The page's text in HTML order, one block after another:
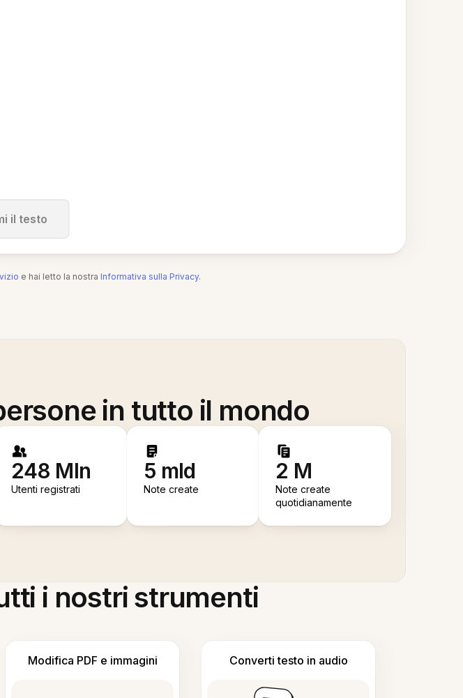
il testo
e hai letto la nostra Informativa sulla Privacy.
in tutto il mondo
248 Mln
Utenti registrati
5 mld
Note create
2 M
Note create
quotidianamente
i nostri strumenti
Modifica PDF e immagini Converti testo in audio